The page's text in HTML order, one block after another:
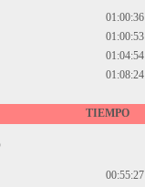
01:00:36
01:00:53
01:04:54
01:08:24
TIEMPO
00:55:27